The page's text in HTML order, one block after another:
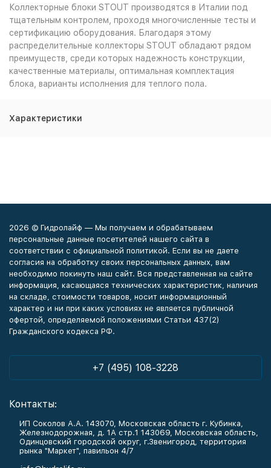
Коллекторные блоки STOUT производятся в Италии под
тщательным контролем, проходя многочисленные тесты и
сертификацию оборудования. Благодаря этому
распределительные коллекторы STOUT обладают рядом
преимуществ, среди которых надежность конструкции,
качественные материалы, оптимальная комплектация
блока, варианты исполнения для теплого пола.
Характеристики
2026 © Гидролайф — Мы получаем и обрабатываем
персональные данные посетителей нашего сайта в
соответствии с официальной политикой. Если вы не даете
согласия на обработку своих персональных данных, вам
необходимо покинуть наш сайт. Вся представленная на сайте
информация, касающаяся технических характеристик, наличия
на складе, стоимости товаров, носит информационный
характер и ни при каких условиях не является публичной
офертой, определяемой положениями Статьи 437(2)
Гражданского кодекса РФ.
+7 (495) 108-3228
Контакты:
ИП Соколов А.А. 143070, Московская область г. Кубинка,
Железнодорожная, д. 1А стр.1 143069, Московская область,
Одинцовский городской округ, г.Звенигород, территория
рынка "Маркет", павильон 4/7